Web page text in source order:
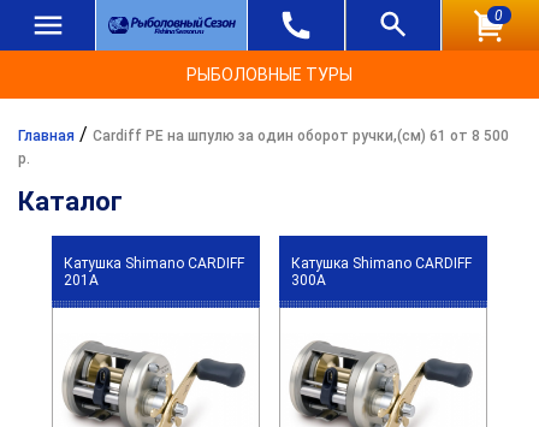
0
РЫБОЛОВНЫЕ ТУРЫ
Главная / Cardiff PE на шпулю за один оборот ручки,(см) 61 от 8 500
р.
Каталог
Катушка Shimano CARDIFF
201A
Катушка Shimano CARDIFF
300A